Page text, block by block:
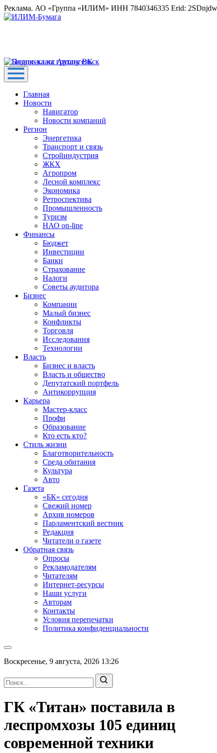
Реклама. АО «Группа «ИЛИМ» ИНН 7840346335 Erid:
Главная
Новости
Навигатор
Новости компаний
Регион
Энергетика
Транспорт и связь
Стройиндустрия
ЖКХ
Агропром
Лесной комплекс
Экономика
Ретроспектива
Промышленность
Туризм
НАО on-line
Финансы
Бюджет
Инвестиции
Банки
Страхование
Налоги
Советы аудитора
Бизнес
Компании
Малый бизнес
Конфликты
Торговля
Исследования
Технологии
Власть
Бизнес и власть
Власть и общество
Депутатский портфель
Антикоррупция
Карьера
Мастер-класс
Профи
Образование
Кто есть кто?
Стиль жизни
Благотворительность
Среда обитания
Культура
Авто
Газета
«БК» сегодня
Свежий номер
Архив номеров
Парламентский вестник
Редакция
Читатели о газете
Обратная связь
Опросы
Рекламодателям
Читателям
Интернет-ресурсы
Наши услуги
Авторам
Контакты
Условия перепечатки
Политика конфиденциальности
Воскресенье, 9 августа, 2026 13:26
ГК «Титан» поставила в
леспромхозы 105 единиц
современной техники